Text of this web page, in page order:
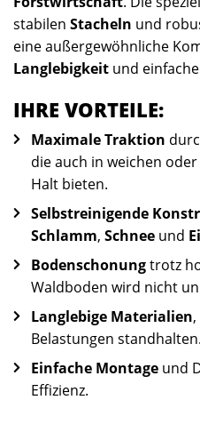
stabilen Stacheln und
eine außergewöhnliche
Langlebigkeit und
IHRE VORTEILE:
Maximale Traktion
die auch in weichen
Halt bieten.
Selbstreinigende
Schlamm, Schnee und
Bodenschonungtrotz
Waldboden wird nicht
Langlebige Materialien
Belastungen standhalten.
Einfache Montage und
Effizienz.